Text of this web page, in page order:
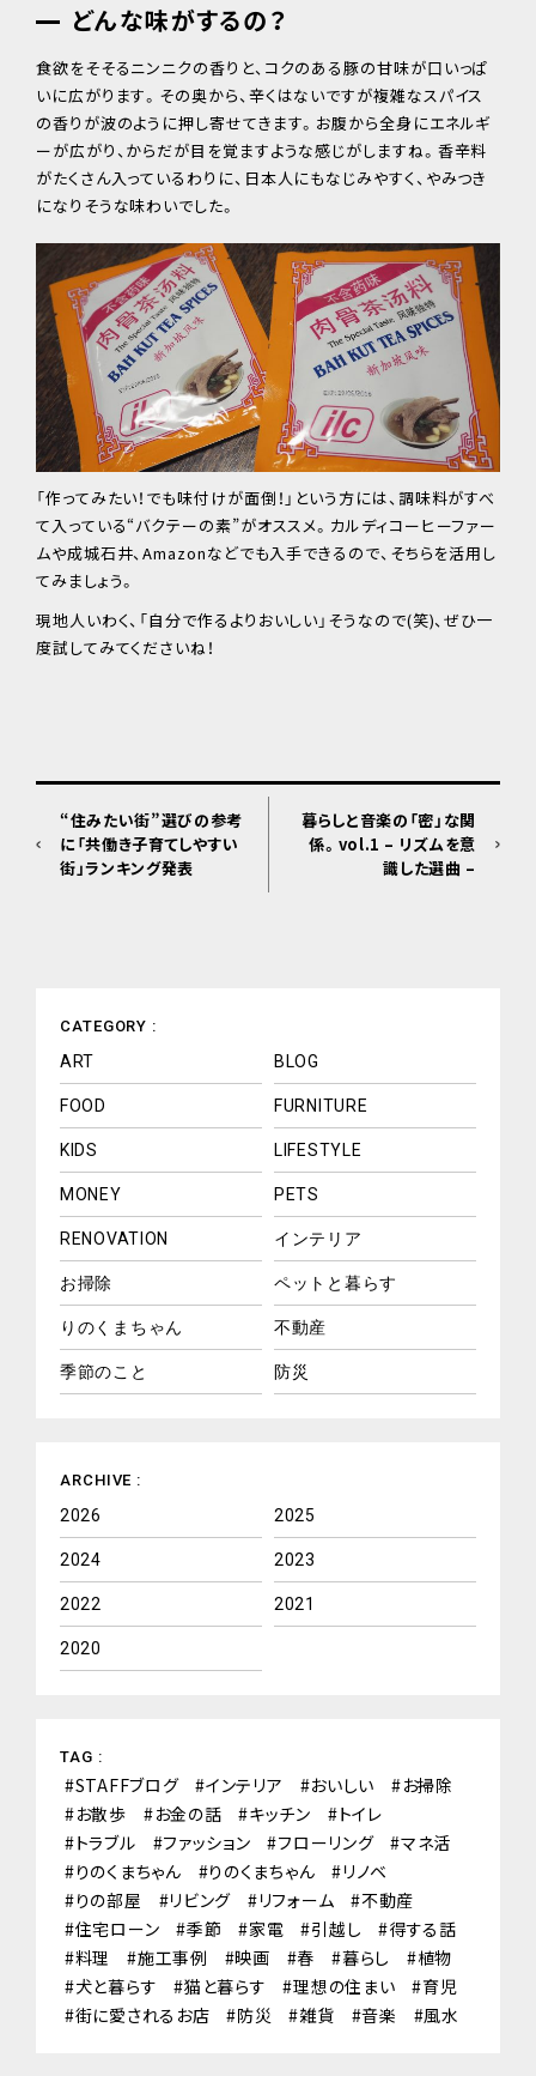
どんな味がするの？
食欲をそそるニンニクの香りと、コクのある豚の甘味が口いっぱ
いに広がります。その奥から、辛くはないですが複雑なスパイス
の香りが波のように押し寄せてきます。お腹から全身にエネルギ
ーが広がり、からだが目を覚ますような感じがしますね。香辛料
がたくさん入っているわりに、日本人にもなじみやすく、やみつき
になりそうな味わいでした。
「作ってみたい！でも味付けが面倒！」という方には、調味料がすべ
て入っている“バクテーの素”がオススメ。カルディコーヒーファー
ムや成城石井、Amazonなどでも入手できるので、そちらを活用し
てみましょう。
現地人いわく、「自分で作るよりおいしい」そうなので(笑)、ぜひ一
度試してみてくださいね！
“住みたい街”選びの参考
に「共働き子育てしやすい
街」ランキング発表
暮らしと音楽の「密」な関
係。vol.1 – リズムを意
識した選曲 –
CATEGORY :
ART BLOG
FOOD FURNITURE
KIDS LIFESTYLE
MONEY PETS
RENOVATION インテリア
お掃除 ペットと暮らす
りのくまちゃん 不動産
季節のこと 防災
ARCHIVE :
2026 2025
2024 2023
2022 2021
2020
TAG :
STAFFブログ インテリア おいしい
お掃除
お散歩
お金の話 キッチン
トイレ
トラブル
ファッション フローリング
マネ活
りのくまちゃん
りのくまちゃん
リノベ
りの部屋
リビング リフォーム
不動産
住宅ローン
季節 家電 引越し
得する話
料理
施工事例 映画 春 暮らし
植物
犬と暮らす
猫と暮らす 理想の住まい
育児
街に愛されるお店
防災 雑貨 音楽 風水